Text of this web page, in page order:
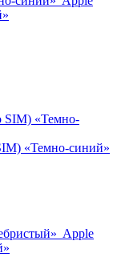
«Темно-синий»
Apple